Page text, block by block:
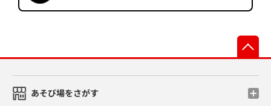
あそび場をさがす